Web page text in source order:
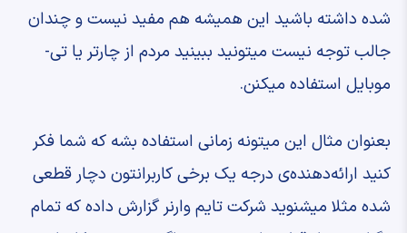
شده ‫داشته باشید ‫این همیشه هم مفید نیست ‫و چندان
جالب توجه نیست ‫میتونید ببینید مردم از چارتر ‫یا تی-
موبایل استفاده میکنن.
‫بعنوان مثال این میتونه زمانی استفاده بشه که شما ‫فکر
کنید ارائه‌دهنده‌ی درجه یک ‫برخی کاربرانتون دچار قطعی
شده ‫مثلا میشنوید شرکت تایم وارنر گزارش داده که ‫تمام